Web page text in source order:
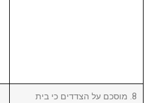
8. מוסכם על הצדדים כי בית